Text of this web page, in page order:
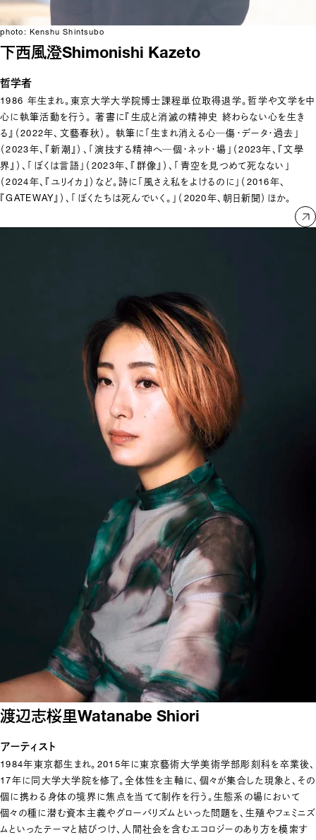
photo: Kenshu Shintsubo
下西風澄Shimonishi Kazeto
哲学者
1986 年生まれ。東京大学大学院博士課程単位取得退学。哲学や文学を中
心に執筆活動を行う。 著書に『生成と消滅の精神史 終わらない心を生き
る』（2022年、文藝春秋）。 執筆に「生まれ消える心─傷・データ・過去」
（2023年、『新潮』）、「演技する精神へ─個・ネット・場」（2023年、『文學
界』）、「ぼくは言語」（2023年、『群像』）、「青空を見つめて死なない」
（2024年、『ユリイカ』）など。詩に「風さえ私をよけるのに」（2016年、
『GATEWAY』）、「ぼくたちは死んでいく。」（2020年、朝日新聞）ほか。
渡辺志桜里Watanabe Shiori
アーティスト
1984年東京都生まれ。2015年に東京藝術大学美術学部彫刻科を卒業後、
17年に同大学大学院を修了。全体性を主軸に、個々が集合した現象と、その
個に携わる⾝体の境界に焦点を当てて制作を行う。⽣態系の場において
個々の種に潜む資本主義やグローバリズムといった問題を、⽣殖やフェミニズ
ムといったテーマと結びつけ、⼈間社会を含むエコロジーのあり⽅を模索す